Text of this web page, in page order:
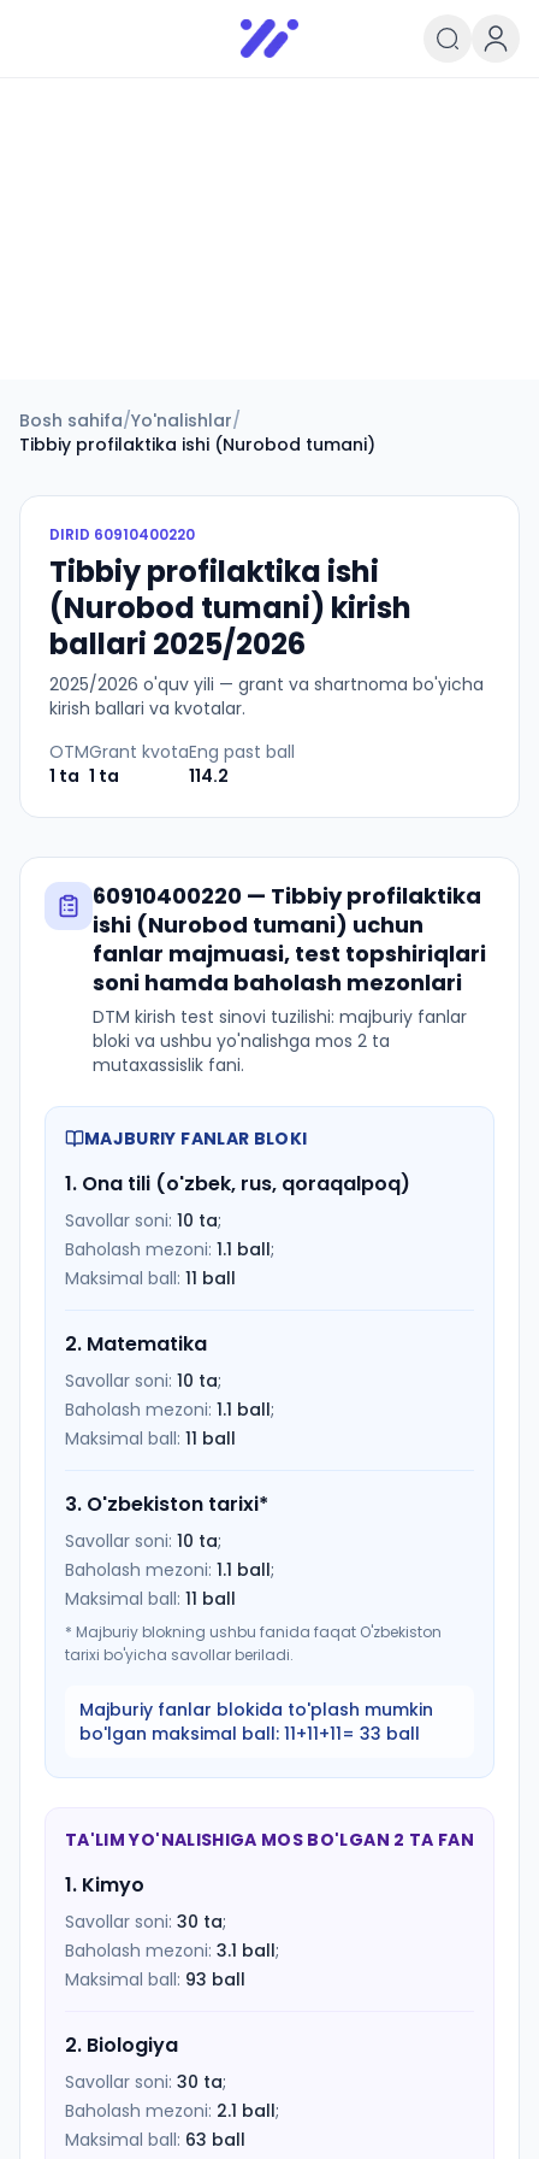
Infoedu
Ta&#039;lim xabarlari va
Bosh sahifa/Yo'nalishlar/
Tibbiy profilaktika ishi (Nurobod tumani)
DIRID 60910400220
Tibbiy profilaktika ishi
(Nurobod tumani) kirish
ballari 2025/2026
2025/2026 o'quv yili — grant va shartnoma bo'yicha
kirish ballari va kvotalar.
OTM
1 ta
Grant kvota
1 ta
Eng past ball
114.2
60910400220 — Tibbiy profilaktika
ishi (Nurobod tumani) uchun
fanlar majmuasi, test topshiriqlari
soni hamda baholash mezonlari
DTM kirish test sinovi tuzilishi: majburiy fanlar
bloki va ushbu yo'nalishga mos 2 ta
mutaxassislik fani.
MAJBURIY FANLAR BLOKI
1. Ona tili (o'zbek, rus, qoraqalpoq)
Savollar soni: 10 ta;
Baholash mezoni: 1.1 ball;
Maksimal ball: 11 ball
2. Matematika
Savollar soni: 10 ta;
Baholash mezoni: 1.1 ball;
Maksimal ball: 11 ball
3. O'zbekiston tarixi*
Savollar soni: 10 ta;
Baholash mezoni: 1.1 ball;
Maksimal ball: 11 ball
* Majburiy blokning ushbu fanida faqat O'zbekiston
tarixi bo'yicha savollar beriladi.
Majburiy fanlar blokida to'plash mumkin
bo'lgan maksimal ball: 11+11+11= 33 ball
TA'LIM YO'NALISHIGA MOS BO'LGAN 2 TA FAN
1. Kimyo
Savollar soni: 30 ta;
Baholash mezoni: 3.1 ball;
Maksimal ball: 93 ball
2. Biologiya
Savollar soni: 30 ta;
Baholash mezoni: 2.1 ball;
Maksimal ball: 63 ball